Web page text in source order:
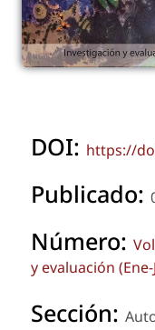
DOI: https://
Publicado:
Número:
y evaluación (Ene-
Sección: